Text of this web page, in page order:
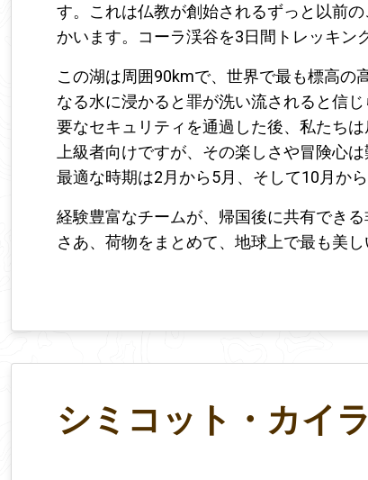
す。これは仏教が創始されるずっと以前
かいます。コーラ渓谷を3日間トレッキン
この湖は周囲90kmで、世界で最も標高の
なる水に浸かると罪が洗い流されると信
要なセキュリティを通過した後、私たちは
上級者向けですが、その楽しさや冒険心
最適な時期は2月から5月、そして10月から
経験豊富なチームが、帰国後に共有でき
さあ、荷物をまとめて、地球上で最も美し
シミコット・カイ